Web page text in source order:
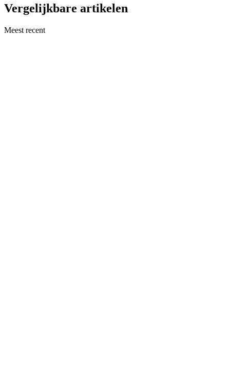
Vergelijkbare artikelen
Meest recent